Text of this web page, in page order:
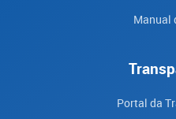
Manual
Portal da